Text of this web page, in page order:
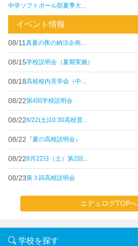
中学ソフトボール部夏季大...
イベント情報
08/11 真夏の夜の納涼企画...
08/15学校説明会（夏期実施）
08/18高校校内見学会（中...
08/22第4回学校説明会
08/228/22(土)10:30高校普...
08/22 『夏の高校説明会』
08/228月22日（土）第2回...
08/23第３回高校説明会
エデュログTOPへ
学校を探す